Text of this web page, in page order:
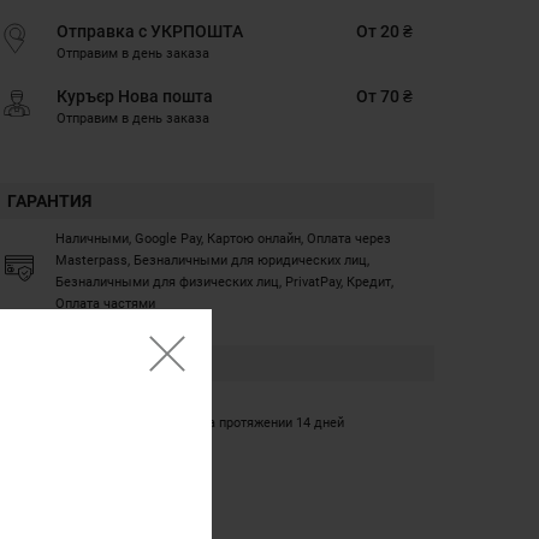
Отправка с УКРПОШТА
Отправим в день заказа
От 20 ₴
Куръєр Нова пошта
Отправим в день заказа
От 70 ₴
ГАРАНТИЯ
Наличными, Google Pay, Картою онлайн, Оплата через
Masterpass, Безналичными для юридических лиц,
Безналичными для физических лиц, PrivatPay, Кредит,
Оплата частями
Обмен/возврат товара на протяжении 14 дней